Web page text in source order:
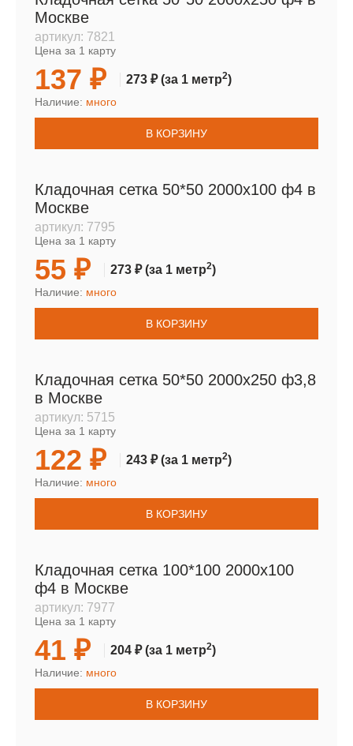
Москве
артикул: 7821
Цена за 1 карту
137 ₽ 273 ₽(за 1 метр2)
Наличие: много
В КОРЗИНУ
Кладочная сетка 50*50 2000х100 ф4 в
Москве
артикул: 7795
Цена за 1 карту
55 ₽ 273 ₽(за 1 метр2)
Наличие: много
В КОРЗИНУ
Кладочная сетка 50*50 2000х250 ф3,8
в Москве
артикул: 5715
Цена за 1 карту
122 ₽ 243 ₽(за 1 метр2)
Наличие: много
В КОРЗИНУ
Кладочная сетка 100*100 2000х100
ф4 в Москве
артикул: 7977
Цена за 1 карту
41 ₽ 204 ₽(за 1 метр2)
Наличие: много
В КОРЗИНУ